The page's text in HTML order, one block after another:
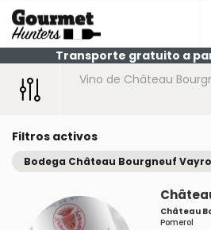
Transporte gratuito a
Vino de Château
Filtros activos
Bodega Château Bourgneuf
Château
Pomerol